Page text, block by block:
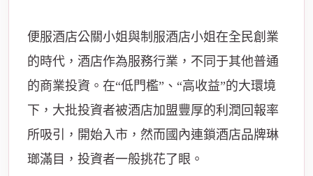
便服酒店公關小姐與制服酒店小姐在全民創業
的時代，酒店作為服務行業，不同于其他普通
的商業投資。在“低門檻”、“高收益”的大環境
下，大批投資者被酒店加盟豐厚的利潤回報率
所吸引，開始入市，然而國內連鎖酒店品牌琳
瑯滿目，投資者一般挑花了眼。